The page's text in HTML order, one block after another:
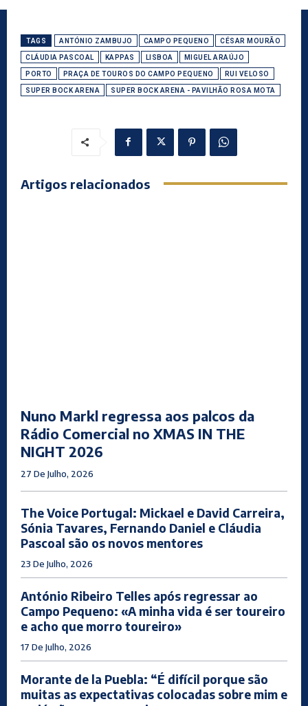
TAGS ANTÓNIO ZAMBUJO CAMPO PEQUENO CÉSAR MOURÃO
CLÁUDIA PASCOAL KAPPAS LISBOA MIGUEL ARAÚJO
PORTO PRAÇA DE TOUROS DO CAMPO PEQUENO RUI VELOSO
SUPER BOCK ARENA SUPER BOCK ARENA - PAVILHÃO ROSA MOTA
Artigos relacionados
Nuno Markl regressa aos palcos da
Rádio Comercial no XMAS IN THE
NIGHT 2026
27 De Julho, 2026
The Voice Portugal: Mickael e David Carreira,
Sónia Tavares, Fernando Daniel e Cláudia
Pascoal são os novos mentores
23 De Julho, 2026
António Ribeiro Telles após regressar ao
Campo Pequeno: «A minha vida é ser toureiro
e acho que morro toureiro»
17 De Julho, 2026
Morante de la Puebla: “É difícil porque são
muitas as expectativas colocadas sobre mim e